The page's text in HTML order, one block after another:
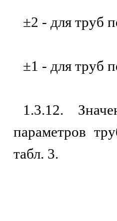
±2 - для труб
±1 - для труб
1.3.12.
параметров
табл. 3.